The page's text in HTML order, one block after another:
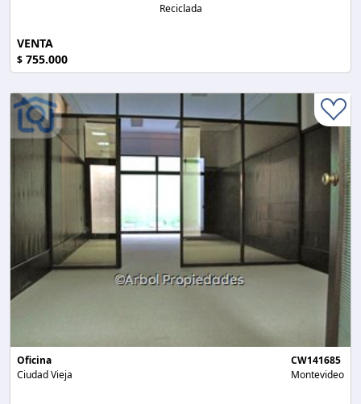
Reciclada
VENTA
$ 755.000
Oficina
Ciudad Vieja
CW141685
Montevideo